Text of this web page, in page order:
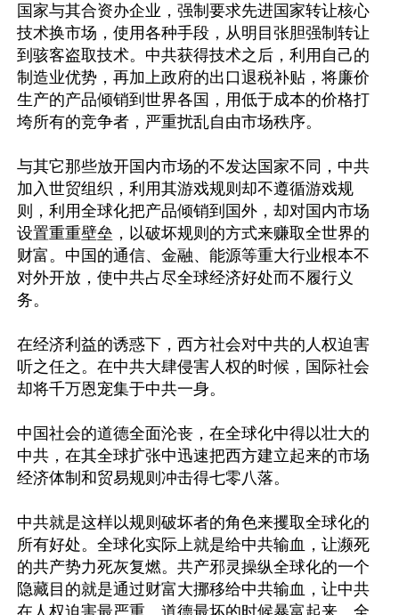
国家与其合资办企业，强制要求先进国家转让核心
技术换市场，使用各种手段，从明目张胆强制转让
到骇客盗取技术。中共获得技术之后，利用自己的
制造业优势，再加上政府的出口退税补贴，将廉价
生产的产品倾销到世界各国，用低于成本的价格打
垮所有的竞争者，严重扰乱自由市场秩序。
与其它那些放开国内市场的不发达国家不同，中共
加入世贸组织，利用其游戏规则却不遵循游戏规
则，利用全球化把产品倾销到国外，却对国内市场
设置重重壁垒，以破坏规则的方式来赚取全世界的
财富。中国的通信、金融、能源等重大行业根本不
对外开放，使中共占尽全球经济好处而不履行义
务。
在经济利益的诱惑下，西方社会对中共的人权迫害
听之任之。在中共大肆侵害人权的时候，国际社会
却将千万恩宠集于中共一身。
中国社会的道德全面沦丧，在全球化中得以壮大的
中共，在其全球扩张中迅速把西方建立起来的市场
经济体制和贸易规则冲击得七零八落。
中共就是这样以规则破坏者的角色来攫取全球化的
所有好处。全球化实际上就是给中共输血，让濒死
的共产势力死灰复燃。共产邪灵操纵全球化的一个
隐藏目的就是通过财富大挪移给中共输血，让中共
在人权迫害最严重、道德最坏的时候暴富起来。全